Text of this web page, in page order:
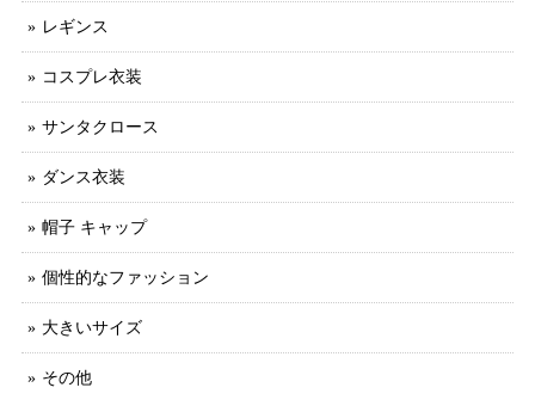
レギンス
コスプレ衣装
サンタクロース
ダンス衣装
帽子 キャップ
個性的なファッション
大きいサイズ
その他